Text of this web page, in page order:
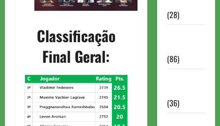
Classificação
Final Geral:
(28)
(86)
(36)